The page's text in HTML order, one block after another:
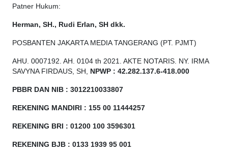
Patner Hukum:
Herman, SH., Rudi Erlan, SH dkk.
POSBANTEN JAKARTA MEDIA TANGERANG (PT. PJMT)
AHU. 0007192. AH. 0104 th 2021. AKTE NOTARIS. NY. IRMA
SAVYNA FIRDAUS, SH,
NPW P : 42.282.137.6-418.000
PBBR DAN NIB : 3012210033807
REKENING MANDIRI : 155 00 11444257
REKENING BRI : 01200 100 3596301
REKENING BJB : 0133 1939 95 001